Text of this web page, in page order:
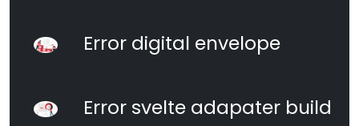
Error digital envelope
Error svelte adapater build